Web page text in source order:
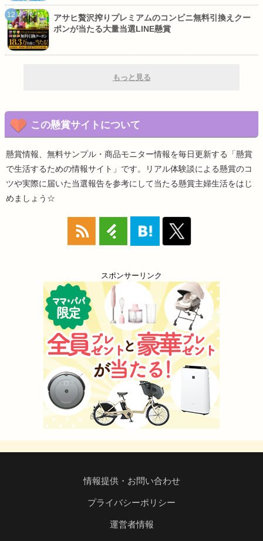
アサヒ贅沢搾りプレミアムのコンビニ無料引換えクー
ポンが当たる大量当選LINE懸賞
もっと見る
この懸賞サイトについて
懸賞情報、無料サンプル・商品モニター情報を毎日更新する「懸賞
で生活するための情報サイト」です。リアル体験談による懸賞のコ
ツや実際に届いた当選報告を参考にして当たる懸賞主婦生活をはじ
めましょう☆
スポンサーリンク
情報提供・お問い合わせ
プライバシーポリシー
運営者情報